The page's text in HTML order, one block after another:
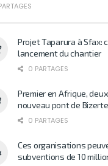
Projet Taparura à Sfax:
lancement du chantier
0 PARTAGES
Premier en Afrique,
nouveau pont de Bizerte
0 PARTAGES
Ces organisations
subventions de 10